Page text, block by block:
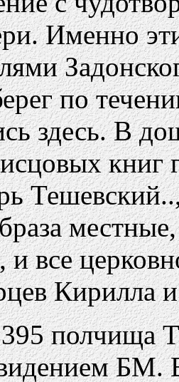
Именно
по
здесь. В
книг
и все
Кирилла
полчища
БМ.